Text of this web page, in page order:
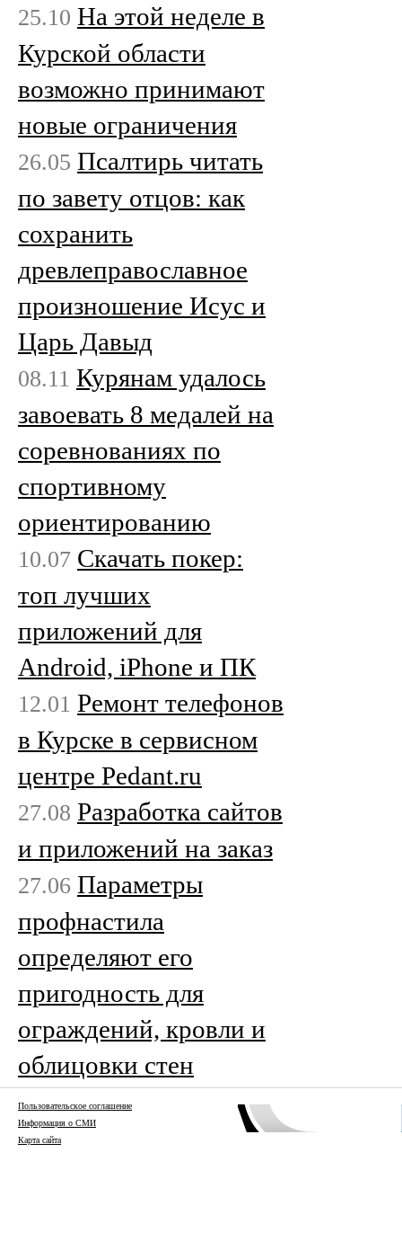
25.10 На этой неделе в
Курской области
возможно принимают
новые ограничения
26.05 Псалтирь читать
по завету отцов: как
сохранить
древлеправославное
произношение Исус и
Царь Давыд
08.11 Курянам удалось
завоевать 8 медалей на
соревнованиях по
спортивному
ориентированию
10.07 Скачать покер:
топ лучших
приложений для
Android, iPhone и ПК
12.01 Ремонт телефонов
в Курске в сервисном
центре Pedant.ru
27.08 Разработка сайтов
и приложений на заказ
27.06 Параметры
профнастила
определяют его
пригодность для
ограждений, кровли и
облицовки стен
Пользовательское соглашение
Информация о СМИ
Карта сайта